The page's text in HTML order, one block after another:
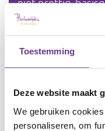
Toestemming
Deze website maakt
We gebruiken
personaliseren, om
De eerste stap is
netwerk van de
De opbouw van
je werkt van stap